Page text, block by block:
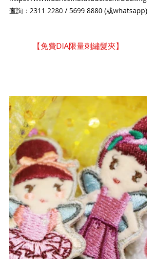
查詢：2311 2280 / 5699 8880 (或whatsapp)
【免費DIA限量刺繡髮夾】